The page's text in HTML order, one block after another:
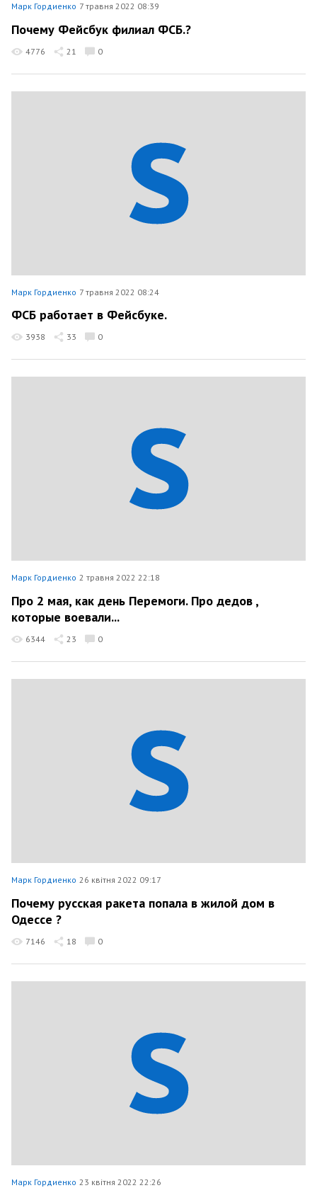
Марк Гордиенко 7 травня 2022 08:39
Почему Фейсбук филиал ФСБ.?
4776 21 0
Марк Гордиенко 7 травня 2022 08:24
ФСБ работает в Фейсбуке.
3938 33 0
Марк Гордиенко 2 травня 2022 22:18
Про 2 мая, как день Перемоги. Про дедов ,
которые воевали...
6344 23 0
Марк Гордиенко 26 квітня 2022 09:17
Почему русская ракета попала в жилой дом в
Одессе ?
7146 18 0
Марк Гордиенко 23 квітня 2022 22:26